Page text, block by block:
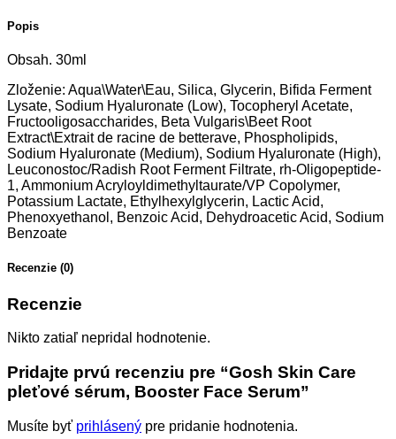
Popis
Obsah. 30ml
Zloženie: Aqua\Water\Eau, Silica, Glycerin, Bifida Ferment
Lysate, Sodium Hyaluronate (Low), Tocopheryl Acetate,
Fructooligosaccharides, Beta Vulgaris\Beet Root
Extract\Extrait de racine de betterave, Phospholipids,
Sodium Hyaluronate (Medium), Sodium Hyaluronate (High),
Leuconostoc/Radish Root Ferment Filtrate, rh-Oligopeptide-
1, Ammonium Acryloyldimethyltaurate/VP Copolymer,
Potassium Lactate, Ethylhexylglycerin, Lactic Acid,
Phenoxyethanol, Benzoic Acid, Dehydroacetic Acid, Sodium
Benzoate
Recenzie (0)
Recenzie
Nikto zatiaľ nepridal hodnotenie.
Pridajte prvú recenziu pre “Gosh Skin Care
pleťové sérum, Booster Face Serum”
Musíte byť prihlásený pre pridanie hodnotenia.